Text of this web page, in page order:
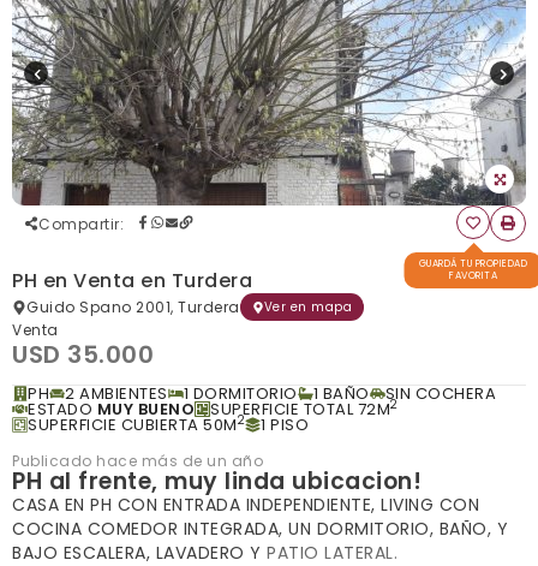
Compartir:
GUARDÁ TU PROPIEDAD
FAVORITA
PH en Venta en Turdera
Guido Spano 2001, Turdera Ver en mapa
Venta
USD 35.000
PH 2 AMBIENTES 1 DORMITORIO 1 BAÑO SIN COCHERA
ESTADO MUY BUENO SUPERFICIE TOTAL 72M2
SUPERFICIE CUBIERTA 50M2 1 PISO
Publicado hace más de un año
PH al frente, muy linda ubicacion!
CASA EN PH CON ENTRADA INDEPENDIENTE, LIVING CON
COCINA COMEDOR INTEGRADA, UN DORMITORIO, BAÑO, Y
BAJO ESCALERA, LAVADERO Y PATIO LATERAL.